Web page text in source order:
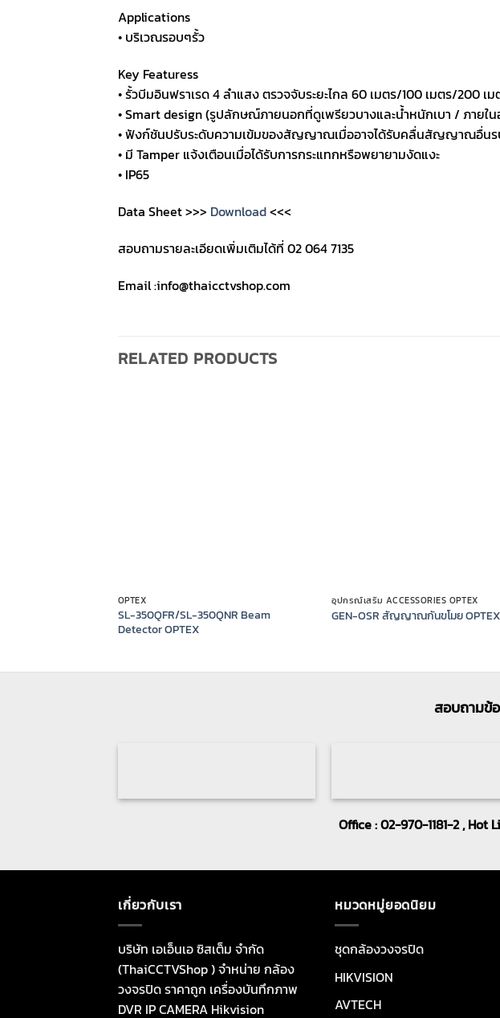
Applications
• บริเวณรอบๆรั้ว
Key Featuress
• รั้วบีมอินฟราเรด 4 ลำแสง ตรวจจับระยะไกล 60 เมตร/100 เมตร/200 เม
• Smart design (ฺรูปลักษณ์ภายนอกที่ดูเพรียวบางและน้ำหนักเบา / ภายใ
• ฟังก์ชันปรับระดับความเข้มของสัญญาณเมื่ออาจได้รับคลื่นสัญญาณอื่น
• มี Tamper แจ้งเตือนเมื่อได้รับการกระแทกหรือพยายามงัดแงะ
• IP65
Data Sheet >>> Download<<<
สอบถามรายละเอียดเพิ่มเติมได้ที่ 02 064 7135
Email :info@thaicctvshop.com
RELATED PRODUCTS
OPTEX
SL-350QFR/SL-350QNR Beam
Detector OPTEX
อุปกรณ์เสริม ACCESSORIES OPTEX
GEN-OSR สัญญาณกันขโมย OPTEX
สอบถามข้
Office : 02-970-1181-2 , Hot
เกี่ยวกับเรา
บริษัท เอเอ็นเอ ซิสเต็ม จำกัด
(ThaiCCTVShop ) จำหน่าย กล้อง
วงจรปิด ราคาถูก เครื่องบันทึกภาพ
DVR IP CAMERA Hikvision
หมวดหมู่ยอดนิยม
ชุดกล้องวงจรปิด
HIKVISION
AVTECH